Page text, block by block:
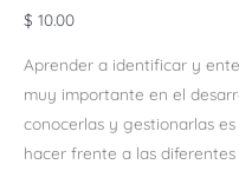
$ 10.00
Aprender a identificar y
muy importante en el
conocerlas y gestionarlas
hacer frente a las